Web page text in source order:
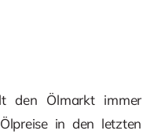
den Ölmarkt immer
in den letzten